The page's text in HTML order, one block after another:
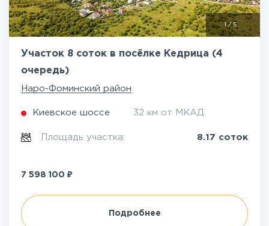
1/5
Участок 8 соток в посёлке Кедрица (4
очередь)
Наро-Фоминский район
Киевское шоссе 32 км от МКАД
Площадь участка: 8.17 соток
7 598 100 ₽
Подробнее